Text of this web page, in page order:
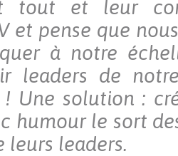
tout et leur
et pense que
à notre
leaders de
! Une solution :
humour le sort
leurs leaders.